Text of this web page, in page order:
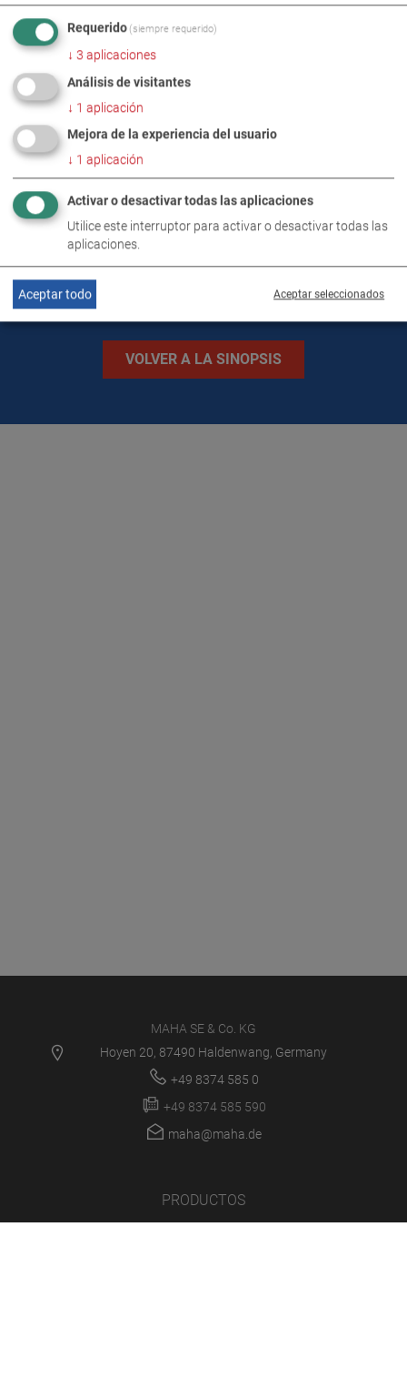
DETALLES DEL PRODUCTO / VOLUMEN DE
SUMINISTRO
DESCARGAS
DATOS TÉCNICOS
IMÁGENES
VOLVER A LA SINOPSIS
MAHA SE & Co. KG
Hoyen 20, 87490 Haldenwang, Germany
+49 8374 585 0
+49 8374 585 590
maha@maha.de
PRODUCTOS
Requerido (siempre requerido)
↓ 3 aplicaciones
Análisis de visitantes
↓ 1 aplicación
Mejora de la experiencia del usuario
↓ 1 aplicación
Activar o desactivar todas las aplicaciones
Utilice este interruptor para activar o desactivar todas las
aplicaciones.
Aceptar seleccionados
Aceptar todo